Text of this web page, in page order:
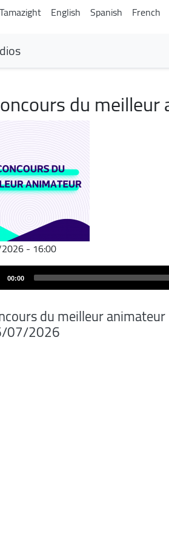
Tamazight English Spanish French
du
- 16:00
00:00
du meilleur animateur
07/2026